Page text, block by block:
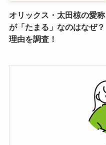
オリックス・太田椋の愛称
が「たまる」なのはなぜ？
理由を調査！